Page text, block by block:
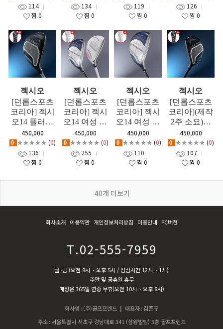
X FAST) 남성
유틸리티 GF
114
찜 0
성 유틸리티
GF
134
찜 0
F
119
찜 0
126
찜 0
젝시오
[던롭스포츠
코리아] 젝시
오14 플러스
남성 유틸리
티 GF
450,000
0 ★★★★★ (0)
136
찜 0
젝시오
[던롭스포츠
코리아] 젝시
오14 여성 유
틸리티 GF
450,000
0 ★★★★★ (0)
255
찜 0
젝시오
[던롭스포츠
코리아] 젝시
오14 여성 블
루 유틸리티
GF
450,000
0 ★★★★★ (0)
110
찜 0
젝시오
[던롭스포츠
코리아](제작
2주 소요)젝
시오14 남성
좌타 유틸리
티 GF
450,000
0 ★★★★★ (0)
107
찜 0
40개 더보기
회사소개 이용약관 개인정보처리방침 이용안내 PC버전
T.02-555-7959
월~금 (오전 8시 ~ 오후 5시 / 점심시간 12시 ~ 1시)
주말 및 공휴일 휴무
매장은 365일 연중 무휴(오전 10시 ~ 오후 8시)
회사명 : (주)골프프렌드 | 대표자: 김준규
주소 : 서울특별시 서초구 강남대로 341 (삼원빌딩) 3층 골프프렌드